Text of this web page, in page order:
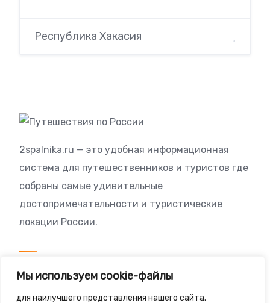
Мы используем cookie-файлы
для наилучшего представления нашего сайта.
Республика Хакасия
2spalnika.ru — это удобная информационная
система для путешественников и туристов где
собраны самые удивительные
достопримечательности и туристические
локации России.